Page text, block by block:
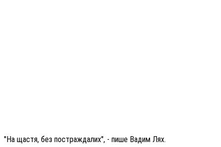
"На щастя, без постраждалих", - пише Вадим Лях.